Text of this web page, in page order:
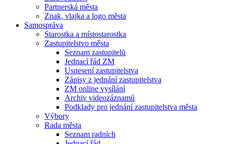
Partnerská města
Znak, vlajka a logo města
Samospráva
Starostka a místostarostka
Zastupitelstvo města
Seznam zastupitelů
Jednací řád ZM
Usnesení zastupitelstva
Zápisy z jednání zastupitelstva
ZM online vysílání
Archiv videozáznamů
Podklady pro jednání zastupitelstva města
Výbory
Rada města
Seznam radních